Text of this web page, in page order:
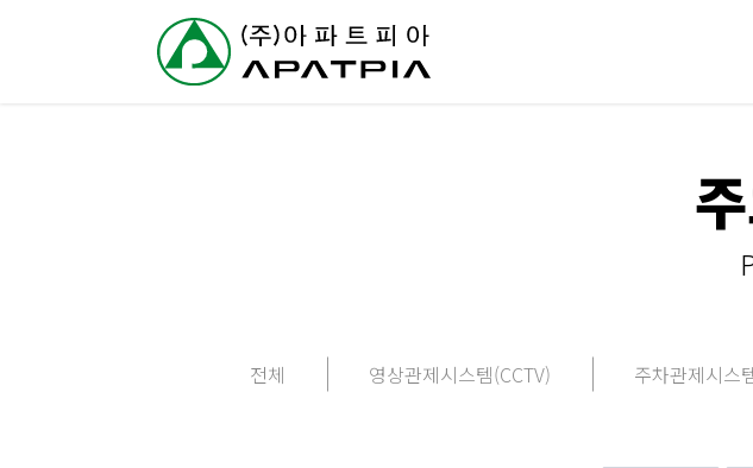
전체 영상관제시스템(CCTV) 주차관제시스